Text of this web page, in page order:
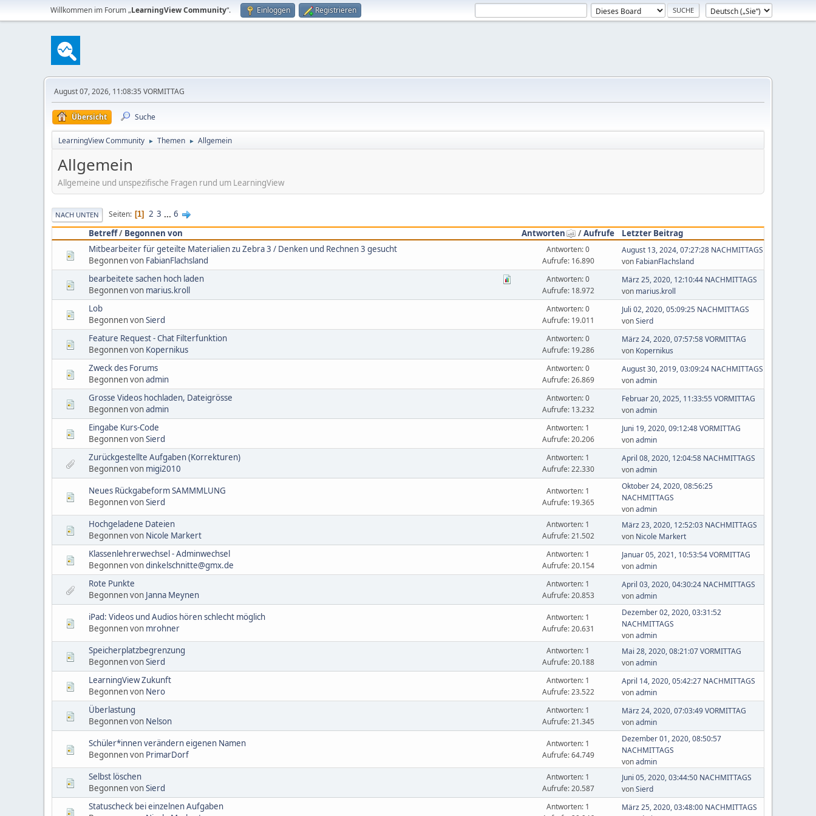
Willkommen im Forum „LearningView Community“. Einloggen Registrieren
August 07, 2026, 11:08:35 VORMITTAG
Übersicht Suche
LearningView Community ► Themen ► Allgemein
Allgemein
Allgemeine und unspezifische Fragen rund um LearningView
NACH UNTEN Seiten 1 2 3 ... 6
Betreff/ Begonnen von Antworten /Aufrufe
Letzter Beitrag
Mitbearbeiter für geteilte Materialien zu Zebra 3 / Denken und Rechnen 3 gesucht
Begonnen von FabianFlachsland
Antworten: 0
Aufrufe: 16.890
August 13, 2024, 07:27:28 NACHMITTAGS
von FabianFlachsland
bearbeitete sachen hoch laden
Begonnen von marius.kroll
Antworten: 0
Aufrufe: 18.972
März 25, 2020, 12:10:44 NACHMITTAGS
von marius.kroll
Lob
Begonnen vonSierd
Antworten: 0
Aufrufe: 19.011
Juli 02, 2020, 05:09:25 NACHMITTAGS
vonSierd
Feature Request - Chat Filterfunktion
Begonnen von Kopernikus
Antworten: 0
Aufrufe: 19.286
März 24, 2020, 07:57:58 VORMITTAG
von Kopernikus
Zweck des Forums
Begonnen vonadmin
Antworten: 0
Aufrufe: 26.869
August 30, 2019, 03:09:24 NACHMITTAGS
vonadmin
Grosse Videos hochladen, Dateigrösse
Begonnen vonadmin
Antworten: 0
Aufrufe: 13.232
Februar 20, 2025, 11:33:55 VORMITTAG
vonadmin
Eingabe Kurs-Code
Begonnen vonSierd
Antworten: 1
Aufrufe: 20.206
Juni 19, 2020, 09:12:48 VORMITTAG
vonadmin
Zurückgestellte Aufgaben (Korrekturen)
Begonnen von migi2010
Antworten: 1
Aufrufe: 22.330
April 08, 2020, 12:04:58 NACHMITTAGS
vonadmin
Neues Rückgabeform SAMMMLUNG
Begonnen vonSierd
Antworten: 1
Aufrufe: 19.365
Oktober 24, 2020, 08:56:25
NACHMITTAGS
vonadmin
Hochgeladene Dateien
Begonnen von Nicole Markert
Antworten: 1
Aufrufe: 21.502
März 23, 2020, 12:52:03 NACHMITTAGS
von Nicole Markert
Klassenlehrerwechsel - Adminwechsel
Begonnen vondinkelschnitte@gmx.de
Antworten: 1
Aufrufe: 20.154
Januar 05, 2021, 10:53:54 VORMITTAG
vonadmin
Rote Punkte
Begonnen von Janna Meynen
Antworten: 1
Aufrufe: 20.853
April 03, 2020, 04:30:24 NACHMITTAGS
vonadmin
iPad: Videos und Audios hören schlecht möglich
Begonnen von mrohner
Antworten: 1
Aufrufe: 20.631
Dezember 02, 2020, 03:31:52
NACHMITTAGS
vonadmin
Speicherplatzbegrenzung
Begonnen vonSierd
Antworten: 1
Aufrufe: 20.188
Mai 28, 2020, 08:21:07 VORMITTAG
vonadmin
LearningView Zukunft
Begonnen von Nero
Antworten: 1
Aufrufe: 23.522
April 14, 2020, 05:42:27 NACHMITTAGS
vonadmin
Überlastung
Begonnen von Nelson
Antworten: 1
Aufrufe: 21.345
März 24, 2020, 07:03:49 VORMITTAG
vonadmin
Schüler*innen verändern eigenen Namen
Begonnen von PrimarDorf
Antworten: 1
Aufrufe: 64.749
Dezember 01, 2020, 08:50:57
NACHMITTAGS
vonadmin
Selbst löschen
Begonnen vonSierd
Antworten: 1
Aufrufe: 20.587
Juni 05, 2020, 03:44:50 NACHMITTAGS
vonSierd
Statuscheck bei einzelnen Aufgaben
Antworten: 1
März 25, 2020, 03:48:00 NACHMITTAGS